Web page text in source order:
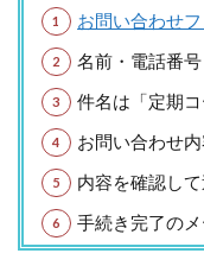
お問い合わせ
名前・電話番
件名は「定期
お問い合わせ
内容を確認し
手続き完了の